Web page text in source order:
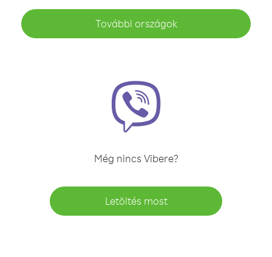
További országok
Még nincs Vibere?
Letöltés most